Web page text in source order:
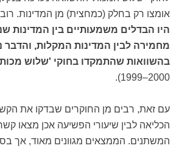
אומצו רק בחלק (כמחצית) מן המדינות. רוב
היו הבדלים משמעותיים בין המדינות
מחמירה לבין המדינות המקלות, והדבר
בהשוואות שהתמקדו בחוקי 'שלוש
1999–2000).
עם זאת, רבים מן החוקרים שבדקו את הקשר
הכליאה לבין שיעורי הפשיעה אכן מצאו
המשתנים. הממצאים מגוונים מאוד, אך